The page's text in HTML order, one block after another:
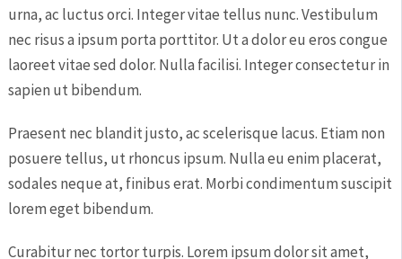
urna, ac luctus orci. Integer vitae tellus nunc. Vestibulum
nec risus a ipsum porta porttitor. Ut a dolor eu eros congue
laoreet vitae sed dolor. Nulla facilisi. Integer consectetur in
sapien ut bibendum.
Praesent nec blandit justo, ac scelerisque lacus. Etiam non
posuere tellus, ut rhoncus ipsum. Nulla eu enim placerat,
sodales neque at, finibus erat. Morbi condimentum suscipit
lorem eget bibendum.
Curabitur nec tortor turpis. Lorem ipsum dolor sit amet,